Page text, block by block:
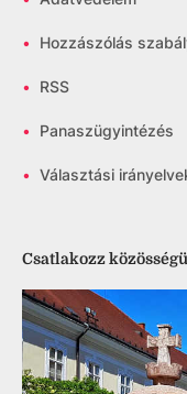
• Hozzászólás
• RSS
• Panaszügyintézés
• Választási
Csatlakozz